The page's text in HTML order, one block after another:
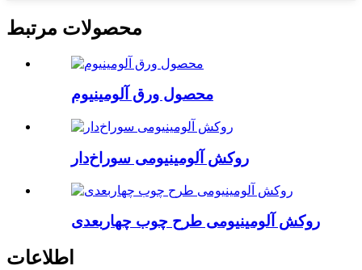
محصولات مرتبط
محصول ورق آلومینیوم
روکش آلومینیومی سوراخ‌دار
روکش آلومینیومی طرح چوب چهاربعدی
اطلاعات